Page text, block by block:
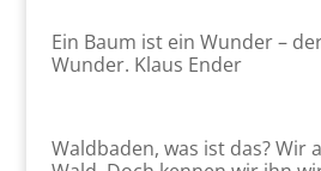
Ein Baum ist ein Wunder –
Wunder. Klaus Ender
Waldbaden, was ist das? Wir